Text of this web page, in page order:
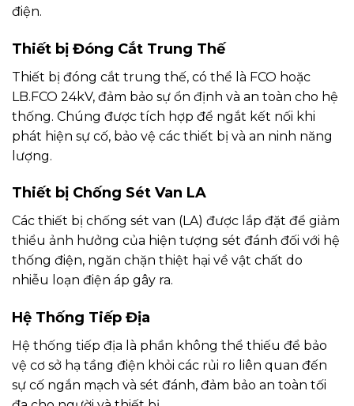
điện.
Thiết bị Đóng Cắt Trung Thế
Thiết bị đóng cắt trung thế, có thể là FCO hoặc
LB.FCO 24kV, đảm bảo sự ổn định và an toàn cho hệ
thống. Chúng được tích hợp để ngắt kết nối khi
phát hiện sự cố, bảo vệ các thiết bị và an ninh năng
lượng.
Thiết bị Chống Sét Van LA
Các thiết bị chống sét van (LA) được lắp đặt để giảm
thiểu ảnh hưởng của hiện tượng sét đánh đối với hệ
thống điện, ngăn chặn thiệt hại về vật chất do
nhiễu loạn điện áp gây ra.
Hệ Thống Tiếp Địa
Hệ thống tiếp địa là phần không thể thiếu để bảo
vệ cơ sở hạ tầng điện khỏi các rủi ro liên quan đến
sự cố ngắn mạch và sét đánh, đảm bảo an toàn tối